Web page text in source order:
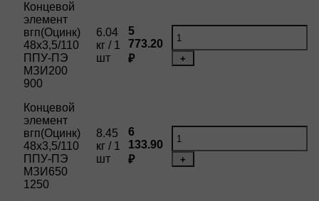
Концевой
элемент
вгп(Оцинк)
48х3,5/110
ППУ-ПЭ
МЗИ200
900
6.04
кг / 1
шт
5
773.20
₽
+
Концевой
элемент
вгп(Оцинк)
48х3,5/110
ППУ-ПЭ
МЗИ650
1250
8.45
кг / 1
шт
6
133.90
₽
+